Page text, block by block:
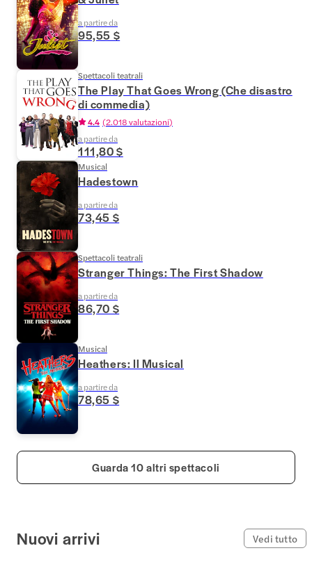
a partire da
95,55 $
Spettacoli teatrali
The Play That Goes Wrong (Che disastro
di commedia)
4.4 (2.018 valutazioni)
a partire da
111,80 $
Musical
Hadestown
a partire da
73,45 $
Spettacoli teatrali
Stranger Things: The First Shadow
a partire da
86,70 $
Musical
Heathers: Il Musical
a partire da
78,65 $
Guarda 10 altri spettacoli
Nuovi arrivi Vedi tutto